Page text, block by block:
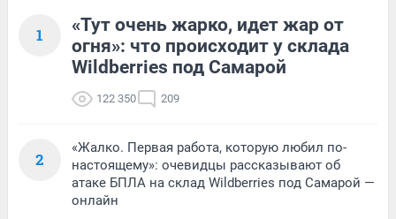
1
«Тут очень жарко, идет жар от
огня»: что происходит у склада
Wildberries под Самарой
122 350 209
2
«Жалко. Первая работа, которую любил по-
настоящему»: очевидцы рассказывают об
атаке БПЛА на склад Wildberries под Самарой —
онлайн